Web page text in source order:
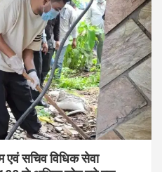
एवं सचिव विधिक सेवा